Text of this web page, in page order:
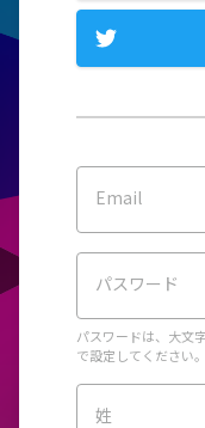
Email
パスワード
パスワードは、大文
で設定してください。
姓